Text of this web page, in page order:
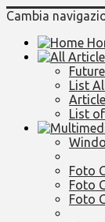
Cambia
List
List
Foto
Foto
Foto